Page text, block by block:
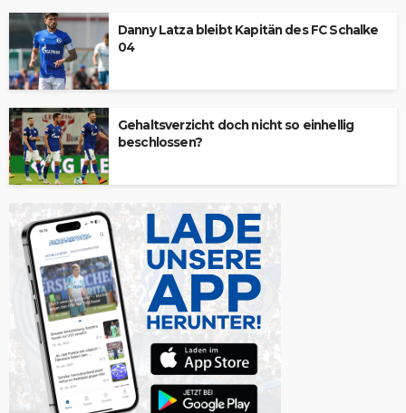
Danny Latza bleibt Kapitän des FC Schalke
04
Gehaltsverzicht doch nicht so einhellig
beschlossen?